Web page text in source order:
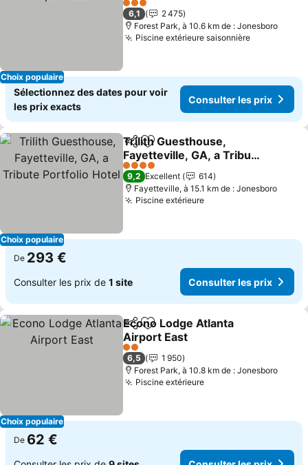
Choix populaire
3 Étoiles
6,1
2 475
Forest Park, à 10.6 km de : Jonesboro
Piscine extérieure saisonnière
Sélectionnez des dates pour voir
les prix exacts
Consulter les prix
Choix populaire
PartagerAjouter à mes favoris
Trilith Guesthouse,
Fayetteville, GA, a Tribute
Portfolio Hotel
4 Étoiles
9,2 Excellent
614
Fayetteville, à 15.1 km de : Jonesboro
Piscine extérieure
De 293 €
Consulter les prix de 1 site Consulter les prix
Choix populaire
PartagerAjouter à mes favoris
Econo Lodge Atlanta
Airport East
2 Étoiles
6,5
1 950
Forest Park, à 10.8 km de : Jonesboro
Piscine extérieure
De 62 €